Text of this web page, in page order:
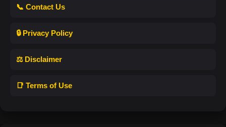
📞 Contact Us
🔒 Privacy Policy
⚖️ Disclaimer
📑 Terms of Use